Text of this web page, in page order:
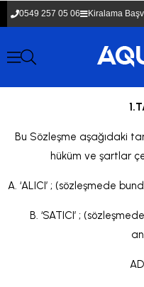
0549 257 05 06 Kiralama
Bu Sözleşme aşağıdaki
hüküm ve şartlar
A. ‘ALICI’ ; (sözleşmede
B. ‘SATICI’ ;